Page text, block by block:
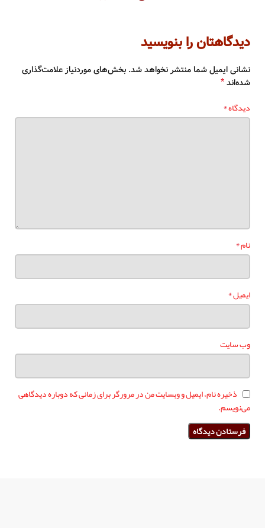
دیدگاهتان را بنویسید
نشانی ایمیل شما منتشر نخواهد شد. بخش‌های موردنیاز علامت‌گذاری
شده‌اند*
دیدگاه*
نام*
ایمیل*
وب‌ سایت
ذخیره نام، ایمیل و وبسایت من در مرورگر برای زمانی که دوباره دیدگاهی
می‌نویسم.